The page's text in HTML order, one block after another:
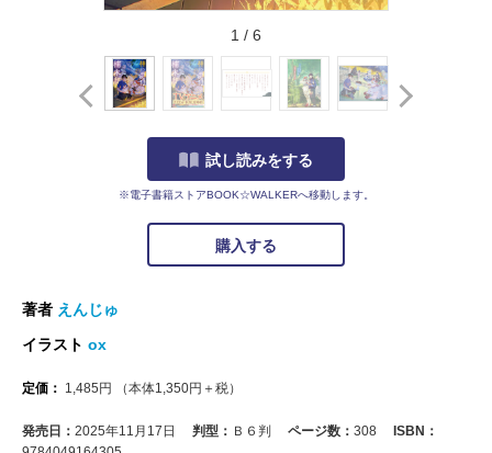
1 / 6
試し読みをする
※電子書籍ストアBOOK☆WALKERへ移動します。
購入する
著者 えんじゅ
イラスト ox
定価： 1,485 円 （本体1,350円＋税）
発売日： 2025年11月17日 判型： Ｂ６判 ページ数： 308
ISBN：